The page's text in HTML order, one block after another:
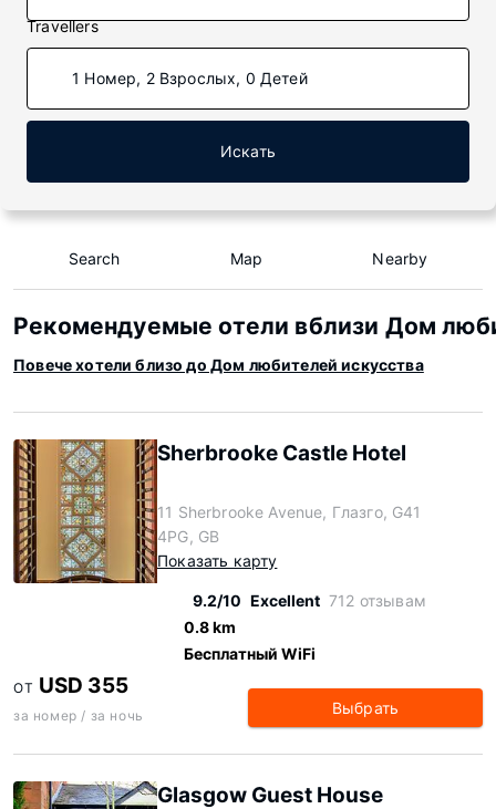
Travellers
1 Номер, 2 Взрослых, 0 Детей
Искать
Search Map Nearby
Рекомендуемые отели вблизи Дом
Повече хотели близо до Дом любителей искусства
Sherbrooke Castle Hotel
11 Sherbrooke Avenue, Глазго, G41
4PG, GB
Показать карту
9.2/10 Excellent 712 отзывам
0.8 km
Бесплатный WiFi
ОТ USD 355
за номер / за ночь Выбрать
Glasgow Guest House